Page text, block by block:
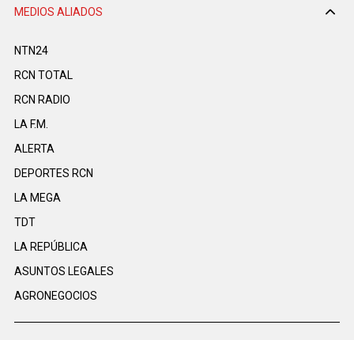
MEDIOS ALIADOS
NTN24
RCN TOTAL
RCN RADIO
LA F.M.
ALERTA
DEPORTES RCN
LA MEGA
TDT
LA REPÚBLICA
ASUNTOS LEGALES
AGRONEGOCIOS